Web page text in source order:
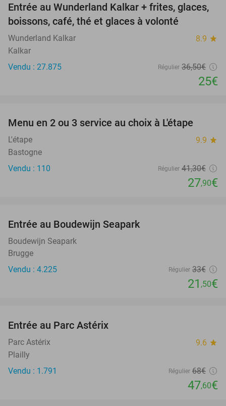
32%
Entrée au Wunderland Kalkar + frites, glaces,
boissons, café, thé et glaces à volonté
Wunderland Kalkar 8.9 star
Kalkar
Vendu : 27.875
Régulier 36,50€
25€
Menu en 2 ou 3 service au choix à L'étape
L'étape 9.9 star
Bastogne
Vendu : 110
Régulier 41,30€
27,90€
Entrée au Boudewijn Seapark
Boudewijn Seapark
Brugge
Vendu : 4.225
Régulier 33€
21 ,50€
Entrée au Parc Astérix
Parc Astérix 9.6 star
Plailly
Vendu : 1.791
Régulier 68€
47,60€